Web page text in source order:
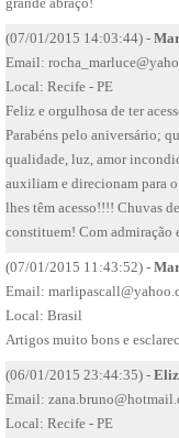
(07/01/2015 14:03:44) -
Email:
Local: Recife - PE
Feliz e orgulhosa de ter
Parabéns pelo aniversário;
qualidade, luz, amor
auxiliam e direcionam para
lhes têm acesso!!!! Chuvas
constituem! Com admiração
(07/01/2015 11:43:52) -
Email:
Local: Brasil
Artigos muito bons e
(06/01/2015 23:44:35) -
Email:
Local: Recife - PE